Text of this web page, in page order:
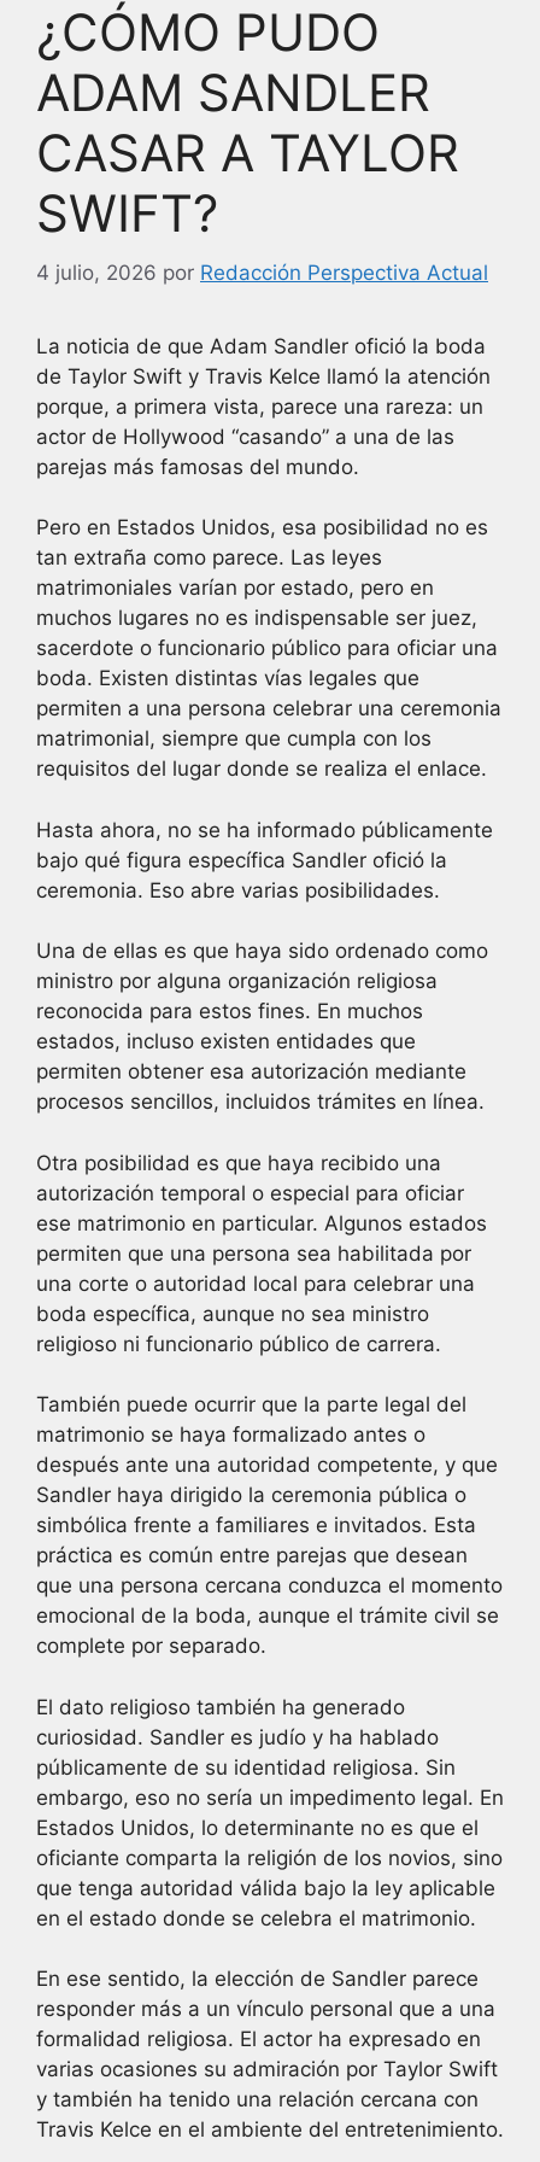
¿CÓMO PUDO
ADAM SANDLER
CASAR A TAYLOR
SWIFT?
4 julio, 2026 por Redacción Perspectiva Actual
La noticia de que Adam Sandler ofició la boda
de Taylor Swift y Travis Kelce llamó la atención
porque, a primera vista, parece una rareza: un
actor de Hollywood “casando” a una de las
parejas más famosas del mundo.
Pero en Estados Unidos, esa posibilidad no es
tan extraña como parece. Las leyes
matrimoniales varían por estado, pero en
muchos lugares no es indispensable ser juez,
sacerdote o funcionario público para oficiar una
boda. Existen distintas vías legales que
permiten a una persona celebrar una ceremonia
matrimonial, siempre que cumpla con los
requisitos del lugar donde se realiza el enlace.
Hasta ahora, no se ha informado públicamente
bajo qué figura específica Sandler ofició la
ceremonia. Eso abre varias posibilidades.
Una de ellas es que haya sido ordenado como
ministro por alguna organización religiosa
reconocida para estos fines. En muchos
estados, incluso existen entidades que
permiten obtener esa autorización mediante
procesos sencillos, incluidos trámites en línea.
Otra posibilidad es que haya recibido una
autorización temporal o especial para oficiar
ese matrimonio en particular. Algunos estados
permiten que una persona sea habilitada por
una corte o autoridad local para celebrar una
boda específica, aunque no sea ministro
religioso ni funcionario público de carrera.
También puede ocurrir que la parte legal del
matrimonio se haya formalizado antes o
después ante una autoridad competente, y que
Sandler haya dirigido la ceremonia pública o
simbólica frente a familiares e invitados. Esta
práctica es común entre parejas que desean
que una persona cercana conduzca el momento
emocional de la boda, aunque el trámite civil se
complete por separado.
El dato religioso también ha generado
curiosidad. Sandler es judío y ha hablado
públicamente de su identidad religiosa. Sin
embargo, eso no sería un impedimento legal. En
Estados Unidos, lo determinante no es que el
oficiante comparta la religión de los novios, sino
que tenga autoridad válida bajo la ley aplicable
en el estado donde se celebra el matrimonio.
En ese sentido, la elección de Sandler parece
responder más a un vínculo personal que a una
formalidad religiosa. El actor ha expresado en
varias ocasiones su admiración por Taylor Swift
y también ha tenido una relación cercana con
Travis Kelce en el ambiente del entretenimiento.